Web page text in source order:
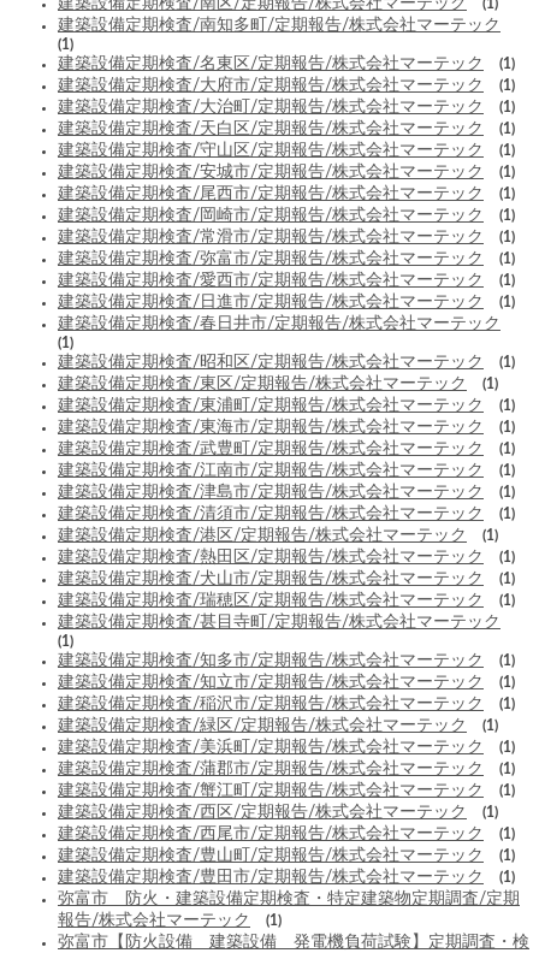
建築設備定期検査/南区/定期報告/株式会社マーテック (1)
建築設備定期検査/南知多町/定期報告/株式会社マーテック
(1)
建築設備定期検査/名東区/定期報告/株式会社マーテック (1)
建築設備定期検査/大府市/定期報告/株式会社マーテック (1)
建築設備定期検査/大治町/定期報告/株式会社マーテック (1)
建築設備定期検査/天白区/定期報告/株式会社マーテック (1)
建築設備定期検査/守山区/定期報告/株式会社マーテック (1)
建築設備定期検査/安城市/定期報告/株式会社マーテック (1)
建築設備定期検査/尾西市/定期報告/株式会社マーテック (1)
建築設備定期検査/岡崎市/定期報告/株式会社マーテック (1)
建築設備定期検査/常滑市/定期報告/株式会社マーテック (1)
建築設備定期検査/弥富市/定期報告/株式会社マーテック (1)
建築設備定期検査/愛西市/定期報告/株式会社マーテック (1)
建築設備定期検査/日進市/定期報告/株式会社マーテック (1)
建築設備定期検査/春日井市/定期報告/株式会社マーテック
(1)
建築設備定期検査/昭和区/定期報告/株式会社マーテック (1)
建築設備定期検査/東区/定期報告/株式会社マーテック (1)
建築設備定期検査/東浦町/定期報告/株式会社マーテック (1)
建築設備定期検査/東海市/定期報告/株式会社マーテック (1)
建築設備定期検査/武豊町/定期報告/株式会社マーテック (1)
建築設備定期検査/江南市/定期報告/株式会社マーテック (1)
建築設備定期検査/津島市/定期報告/株式会社マーテック (1)
建築設備定期検査/清須市/定期報告/株式会社マーテック (1)
建築設備定期検査/港区/定期報告/株式会社マーテック (1)
建築設備定期検査/熱田区/定期報告/株式会社マーテック (1)
建築設備定期検査/犬山市/定期報告/株式会社マーテック (1)
建築設備定期検査/瑞穂区/定期報告/株式会社マーテック (1)
建築設備定期検査/甚目寺町/定期報告/株式会社マーテック
(1)
建築設備定期検査/知多市/定期報告/株式会社マーテック (1)
建築設備定期検査/知立市/定期報告/株式会社マーテック (1)
建築設備定期検査/稲沢市/定期報告/株式会社マーテック (1)
建築設備定期検査/緑区/定期報告/株式会社マーテック (1)
建築設備定期検査/美浜町/定期報告/株式会社マーテック (1)
建築設備定期検査/蒲郡市/定期報告/株式会社マーテック (1)
建築設備定期検査/蟹江町/定期報告/株式会社マーテック (1)
建築設備定期検査/西区/定期報告/株式会社マーテック (1)
建築設備定期検査/西尾市/定期報告/株式会社マーテック (1)
建築設備定期検査/豊山町/定期報告/株式会社マーテック (1)
建築設備定期検査/豊田市/定期報告/株式会社マーテック (1)
弥富市 防火・建築設備定期検査・特定建築物定期調査/定期
報告/株式会社マーテック
(1)
弥富市【防火設備 建築設備 発電機負荷試験】定期調査・検